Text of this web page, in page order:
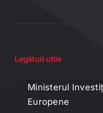
Legături utile
Ministerul
Europene